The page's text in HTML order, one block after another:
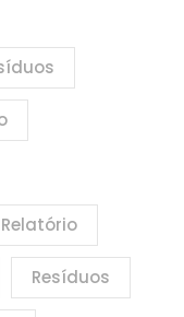
Relatório
Resíduos